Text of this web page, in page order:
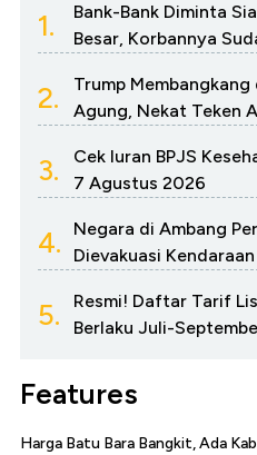
1.
Bank-Bank Diminta
Besar, Korbannya
2.
Trump
Agung, Nekat Teken
3.
Cek Iuran BPJS
7 Agustus 2026
4.
Negara di Ambang
Dievakuasi
5.
Resmi! Daftar Tarif
Berlaku Juli-
Features
Harga Batu Bara Bangkit, Ada